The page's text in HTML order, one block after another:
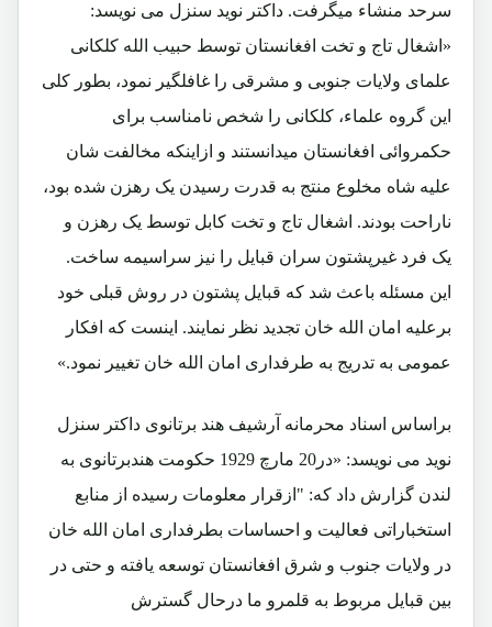
سرحد منشاء میگرفت. داکتر نوید سنزل می نویسد:
«اشغال تاج و تخت افغانستان توسط حبیب الله کلکانی
علمای ولایات جنوبی و مشرقی را غافلگیر نمود، بطور کلی
این گروه علماء، کلکانی را شخص نامناسب برای
حکمروائی افغانستان میدانستند و ازاینکه مخالفت شان
علیه شاه مخلوع منتج به قدرت رسیدن یک رهزن شده بود،
ناراحت بودند. اشغال تاج و تخت کابل توسط یک رهزن و
یک فرد غیرپشتون سران قبایل را نیز سراسیمه ساخت.
این مسئله باعث شد که قبایل پشتون در روش قبلی خود
برعلیه امان الله خان تجدید نظر نمایند. اینست که افکار
عمومی به تدریج به طرفداری امان الله خان تغییر نمود.»
براساس اسناد محرمانه آرشیف هند برتانوی داکتر سنزل
نوید می نویسد: «در20 مارچ 1929 حکومت هندبرتانوی به
لندن گزارش داد که: "ازقرار معلومات رسیده از منابع
استخباراتی فعالیت و احساسات بطرفداری امان الله خان
در ولایات جنوب و شرق افغانستان توسعه یافته و حتی در
بین قبایل مربوط به قلمرو ما درحال گسترش